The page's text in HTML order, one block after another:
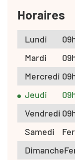
Horaires
Lundi
Mardi
Mercredi
Jeudi
Vendredi
Samedi
Dimanche